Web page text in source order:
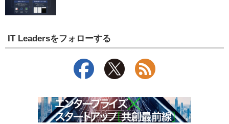
IT Leadersをフォローする